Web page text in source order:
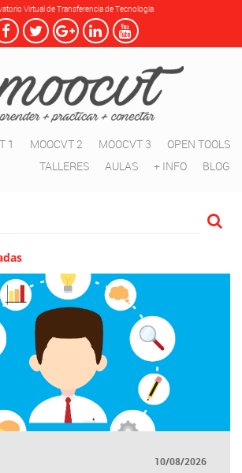
Virtual de Transferencia de Tecnología
1 MOOCVT 2 MOOCVT 3
OPEN TOOLS
TALLERES
AULAS + INFO BLOG
10/08/2026